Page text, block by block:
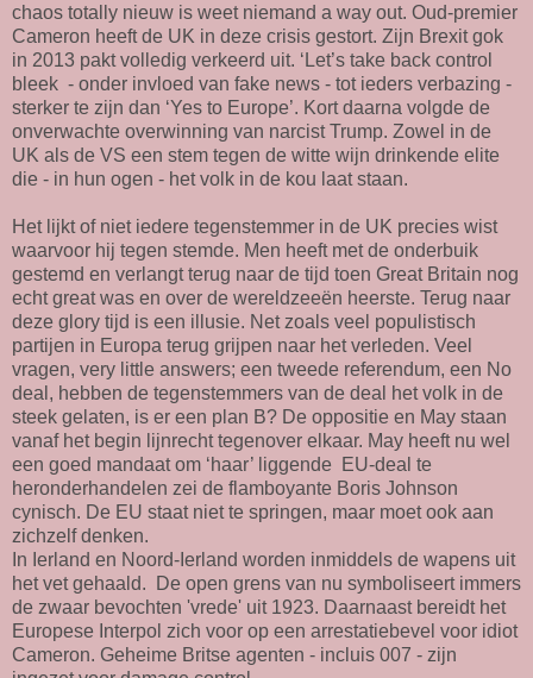
chaos totally nieuw is weet niemand a way out. Oud-premier
Cameron heeft de UK in deze crisis gestort. Zijn Brexit gok
in 2013 pakt volledig verkeerd uit. ‘Let’s take back control
bleek - onder invloed van fake news - tot ieders verbazing -
sterker te zijn dan ‘Yes to Europe’. Kort daarna volgde de
onverwachte overwinning van narcist Trump. Zowel in de
UK als de VS een stem tegen de witte wijn drinkende elite
die - in hun ogen - het volk in de kou laat staan.
Het lijkt of niet iedere tegenstemmer in de UK precies wist
waarvoor hij tegen stemde. Men heeft met de onderbuik
gestemd en verlangt terug naar de tijd toen Great Britain nog
echt great was en over de wereldzeeën heerste. Terug naar
deze glory tijd is een illusie. Net zoals veel populistisch
partijen in Europa terug grijpen naar het verleden. Veel
vragen, very little answers; een tweede referendum, een No
deal, hebben de tegenstemmers van de deal het volk in de
steek gelaten, is er een plan B? De oppositie en May staan
vanaf het begin lijnrecht tegenover elkaar. May heeft nu wel
een goed mandaat om ‘haar’ liggende EU-deal te
heronderhandelen zei de flamboyante Boris Johnson
cynisch. De EU staat niet te springen, maar moet ook aan
zichzelf denken.
In Ierland en Noord-Ierland worden inmiddels de wapens uit
het vet gehaald. De open grens van nu symboliseert immers
de zwaar bevochten 'vrede' uit 1923. Daarnaast bereidt het
Europese Interpol zich voor op een arrestatiebevel voor idiot
Cameron. Geheime Britse agenten - incluis 007 - zijn